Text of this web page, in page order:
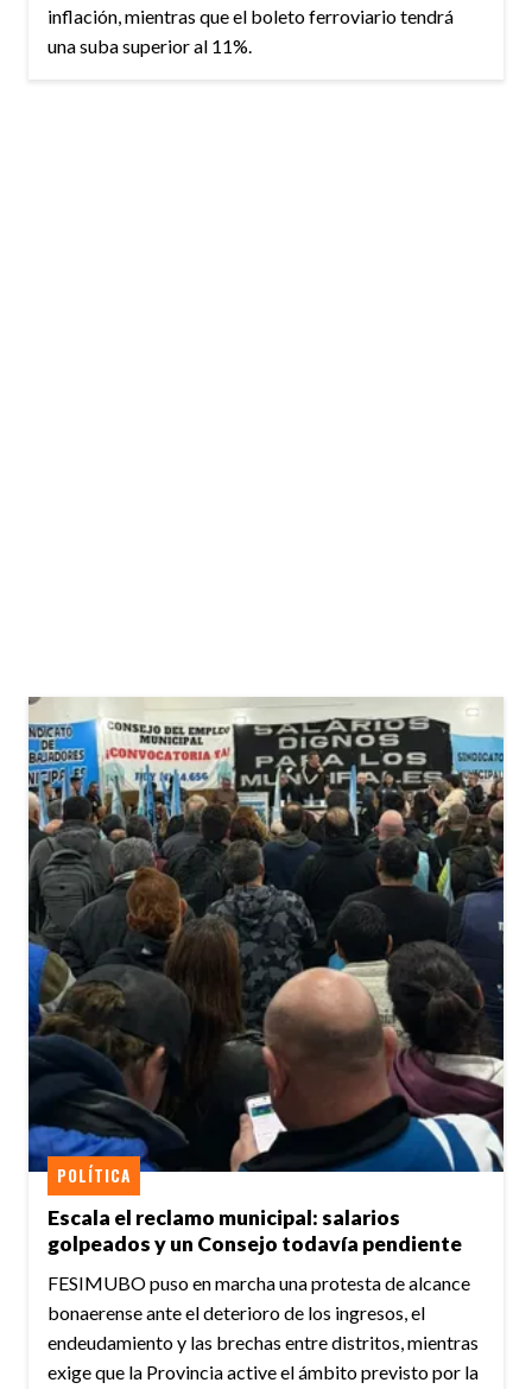
inflación, mientras que el boleto ferroviario tendrá
una suba superior al 11%.
Escala el reclamo municipal: salarios
golpeados y un Consejo todavía pendiente
POLÍTICA
FESIMUBO puso en marcha una protesta de alcance
bonaerense ante el deterioro de los ingresos, el
endeudamiento y las brechas entre distritos, mientras
exige que la Provincia active el ámbito previsto por la